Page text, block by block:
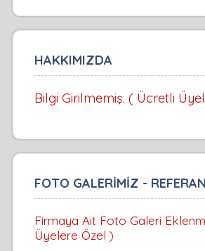
HAKKIMIZDA
Bilgi Girilmemiş. ( Ücretli
FOTO GALERİMİZ -
Firmaya Ait Foto Galeri
Üyelere Özel )